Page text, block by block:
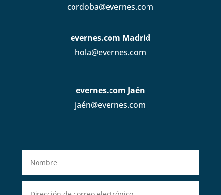
cordoba@evernes.com
evernes.com Madrid
hola@evernes.com
evernes.com Jaén
jaén@evernes.com